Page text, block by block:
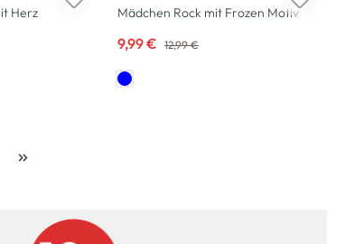
Herz
Mädchen Rock mit Frozen Motiv
9,99 € 12,99 €